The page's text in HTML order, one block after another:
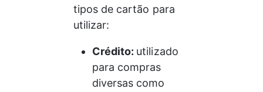
tipos de cartão para
utilizar:
Crédito: utilizado
para compras
diversas como